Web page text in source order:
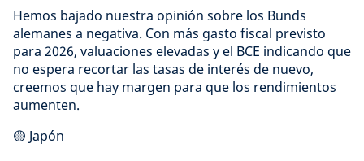
Hemos bajado nuestra opinión sobre los Bunds
alemanes a negativa. Con más gasto fiscal previsto
para 2026, valuaciones elevadas y el BCE indicando que
no espera recortar las tasas de interés de nuevo,
creemos que hay margen para que los rendimientos
aumenten.
🟡 Japón